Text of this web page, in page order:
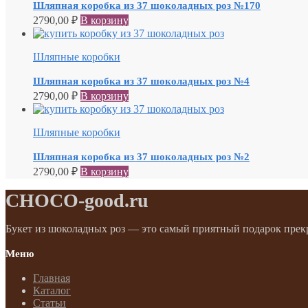
Шляпная коробка из 37 шоколадных роз №170
2790,00 ₽ В корзину
Шляпные коробки
Шляпная коробка из 37 шоколадных роз №4
2790,00 ₽ В корзину
Шляпные коробки
Шляпная коробка из 37 шоколадных роз №2
2790,00 ₽ В корзину
CHOCO-good.ru
Букет из шоколадных роз — это самый приятный подарок
Меню
Главная
Каталог
Статьи